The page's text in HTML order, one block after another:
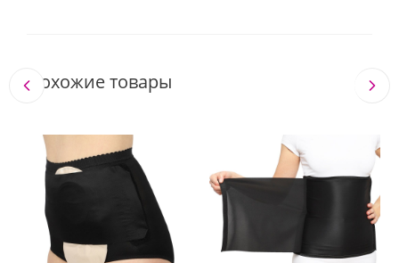
Похожие товары